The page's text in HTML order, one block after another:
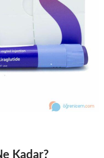
Kadar?